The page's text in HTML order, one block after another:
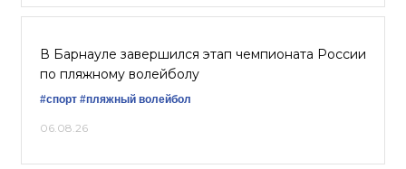
В Барнауле завершился этап чемпионата России
по пляжному волейболу
#спорт #пляжный волейбол
06.08.26